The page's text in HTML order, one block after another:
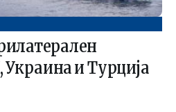
и Турција